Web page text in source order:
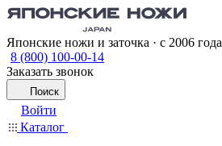
Японские ножи и заточка · с 2006 года
8 (800) 100-00-14
Заказать звонок
Поиск
Войти
Каталог